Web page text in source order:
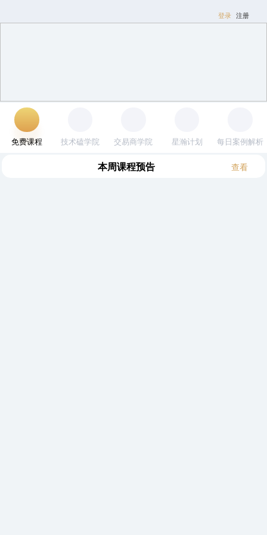
登录 注册
免费课程 技术磕学院 交易商学院 星瀚计划 每日案例解析
本周课程预告 查看